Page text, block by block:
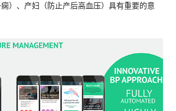
）、产妇（防止产后高血压）具有重要的意